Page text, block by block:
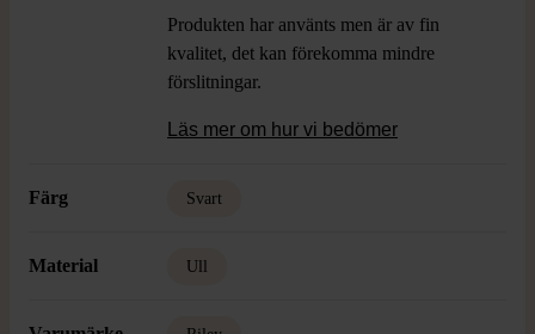
Produkten har använts men är av fin
kvalitet, det kan förekomma mindre
förslitningar.
Läs mer om hur vi bedömer
Färg Svart
Material Ull